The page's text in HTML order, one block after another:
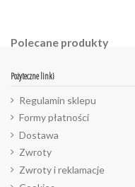
Polecane produkty
Pożyteczne linki
Regulamin sklepu
Formy płatności
Dostawa
Zwroty
Zwroty i reklamacje